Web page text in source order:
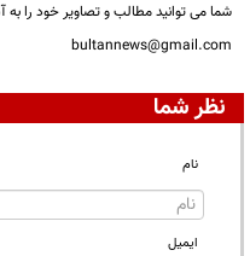
شما می توانید مطالب و تصاویر خود را به
bultannews@gmail.com
نظر شما
نام
ایمیل